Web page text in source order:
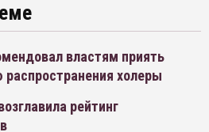
властям приять
холеры
рейтинг